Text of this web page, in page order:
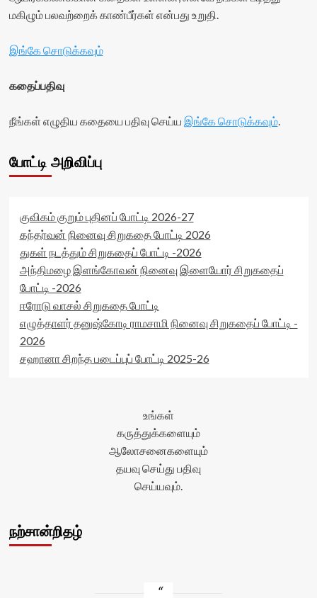
மகிழும் பலவற்றைக் காண்பீர்கள் என்பது உறுதி.
இங்கே சொடுக்கவும்
கதைப்பதிவு
நீங்கள் எழுதிய கதையை பதிவு செய்ய இங்கே சொடுக்கவும்.
போட்டி அறிவிப்பு
குவிகம் குறும் புதினப் போட்டி 2026-27
கந்தர்வன் நினைவு சிறுகதை போட்டி 2026
துகள் நடத்தும் சிறுகதைப் போட்டி -2026
அந்திமழை இளங்கோவன் நினைவு இளையோர் சிறுகதைப்
போட்டி -2026
ஈரோடு வாசல் சிறுகதை போட்டி
எழுத்தாளர் தனுஷ்கோடி ராமசாமி நினைவு சிறுகதைப் போட்டி -
2026
சஹானா சிறந்த படைப்புப் போட்டி 2025-26
உங்கள்
கருத்துக்களையும்
ஆலோசனைகளையும்
தயவு செய்து பதிவு
செய்யவும்.
நற்சான்றிதழ்